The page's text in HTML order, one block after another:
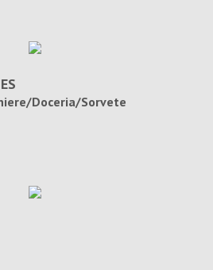
Doceria/Sorvete